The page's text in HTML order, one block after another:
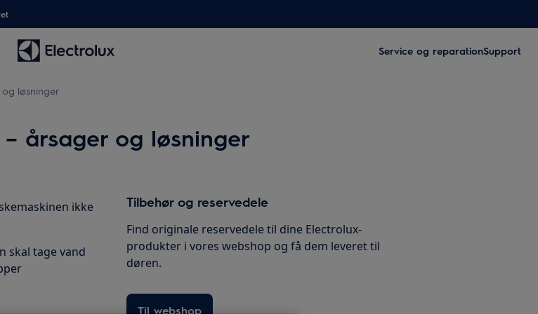
Service og reparationSupport
og løsninger
– årsager og løsninger
ikke
skal tage vand
Tilbehør og reservedele
Find originale reservedele til dine Electrolux-
produkter i vores webshop og få dem leveret til
døren.
Til webshop